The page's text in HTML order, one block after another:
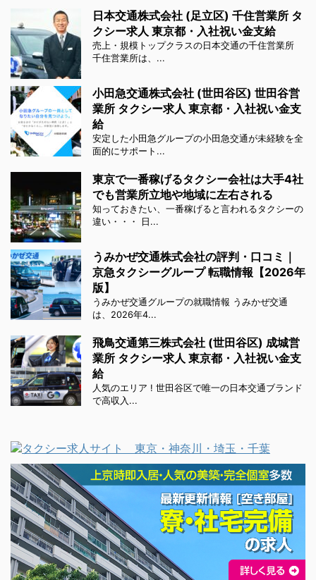
日本交通株式会社 (足立区) 千住営業所 タ
クシー求人 東京都・入社祝い金支給
売上・規模トップクラスの日本交通の千住営業所
千住営業所は、...
小田急交通株式会社 (世田谷区) 世田谷営
業所 タクシー求人 東京都・入社祝い金支
給
安定した小田急グループの小田急交通が未経験を全
面的にサポート...
東京で一番稼げるタクシー会社は大手4社
でも営業所立地や地域に左右される
知っておきたい、一番稼げると言われるタクシーの
違い・・・ 日...
うみかぜ交通株式会社の評判・口コミ｜
京急タクシーグループ 転職情報【2026年
版】
うみかぜ交通グループの就職情報 うみかぜ交通
は、2026年4...
飛鳥交通第三株式会社 (世田谷区) 成城営
業所 タクシー求人 東京都・入社祝い金支
給
人気のエリア ! 世田谷区で唯一の日本交通ブランド
で高収入...